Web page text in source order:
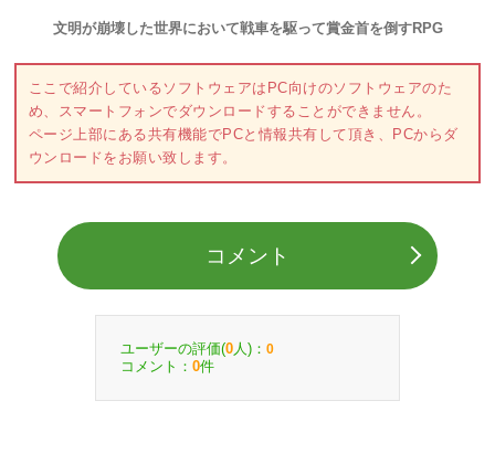
文明が崩壊した世界において戦車を駆って賞金首を倒すRPG
ここで紹介しているソフトウェアはPC向けのソフトウェアのた
め、スマートフォンでダウンロードすることができません。
ページ上部にある共有機能でPCと情報共有して頂き、PCからダ
ウンロードをお願い致します。
コメント
ユーザーの評価(0 人)： 0
コメント： 0件